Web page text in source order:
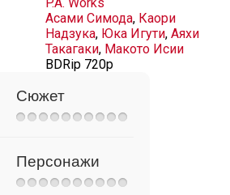
Асами Симода, Каори
Надзука, Юка Игути, Аяхи
Такагаки, Макото Исии
BDRip 720p
Сюжет
Персонажи